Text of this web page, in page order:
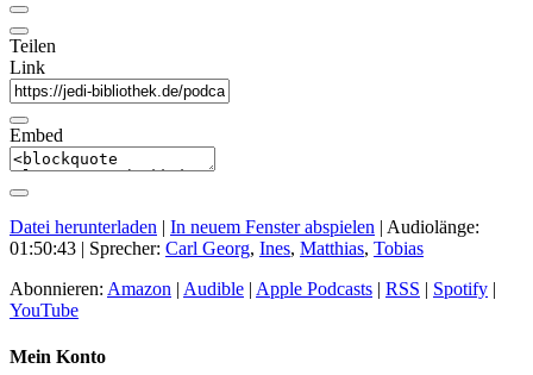
Teilen
Link
Embed
Datei herunterladen | In neuem Fenster abspielen | Audiolänge:
01:50:43 | Sprecher: Carl Georg, Ines, Matthias, Tobias
Abonnieren: Amazon | Audible | Apple Podcasts | RSS | Spotify |
YouTube
Mein Konto